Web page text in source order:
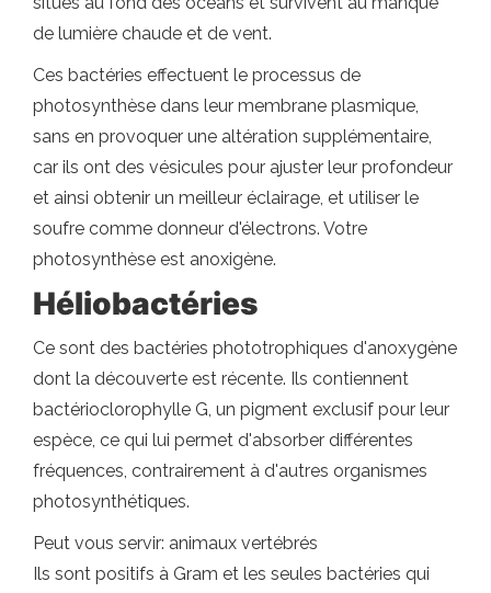
de lumière chaude et de vent.
Ces bactéries effectuent le processus de
photosynthèse dans leur membrane plasmique,
sans en provoquer une altération supplémentaire,
car ils ont des vésicules pour ajuster leur profondeur
et ainsi obtenir un meilleur éclairage, et utiliser le
soufre comme donneur d'électrons. Votre
photosynthèse est anoxigène.
Héliobactéries
Ce sont des bactéries phototrophiques d'anoxygène
dont la découverte est récente. Ils contiennent
bactérioclorophylle G, un pigment exclusif pour leur
espèce, ce qui lui permet d'absorber différentes
fréquences, contrairement à d'autres organismes
photosynthétiques.
Peut vous servir: animaux vertébrés
Ils sont positifs à Gram et les seules bactéries qui